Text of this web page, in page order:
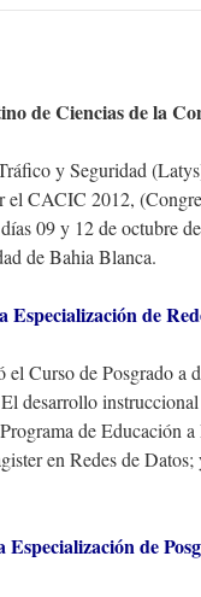
de Ciencias de la
y Seguridad
el CACIC 2012,
09 y 12 de octubre
de Bahia Blanca.
de
el Curso de Posgrado
instruccional
de Educación
en Redes de
de